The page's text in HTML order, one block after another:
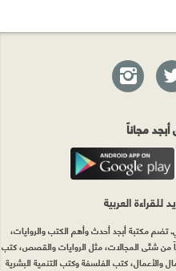
مجاناً
العربية
تضم مكتبة أبجد أحدث وأهم الكتب والروايات،
من شتّى المجالات، مثل الروايات والقصص، كتب
والأعمال، كتب الفلسفة وكتب التنمية البشرية